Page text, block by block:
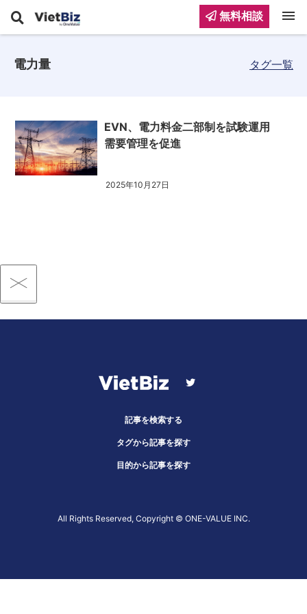
電力量 タグ一覧
EVN、電力料金二部制を試験運用
需要管理を促進
2025年10月27日
記事を検索する
タグから記事を探す
目的から記事を探す
All Rights Reserved, Copyright ©︎ ONE-VALUE INC.
無料相談 menu